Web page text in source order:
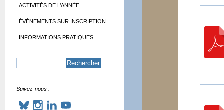
ACTIVITÉS DE L’ANNÉE
ÉVÉNEMENTS SUR INSCRIPTION
INFORMATIONS PRATIQUES
Suivez-nous :